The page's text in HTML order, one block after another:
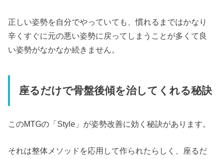
正しい姿勢を自分でやっていても、慣れるまではかなり
辛くすぐに元の悪い姿勢に戻ってしまうことが多くて良
い姿勢がなかなか続きません。
座るだけで骨盤後傾を治してくれる秘訣
このMTGの「Style」が姿勢改善に効く秘訣があります。
それは整体メソッドを応用して作られたらしく、座るだ